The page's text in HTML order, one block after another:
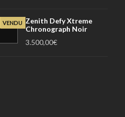
VENDU
Zenith Defy Xtreme
Chronograph Noir
3.500,00€